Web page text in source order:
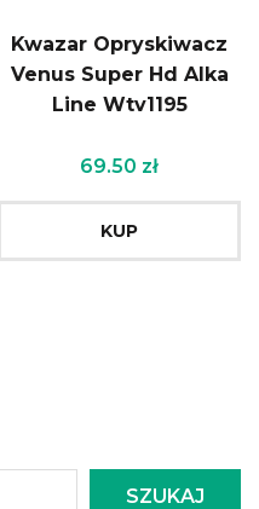
Kwazar Opryskiwacz
Venus Super Hd Alka
Line Wtv1195
69.50 zł
KUP
SZUKAJ